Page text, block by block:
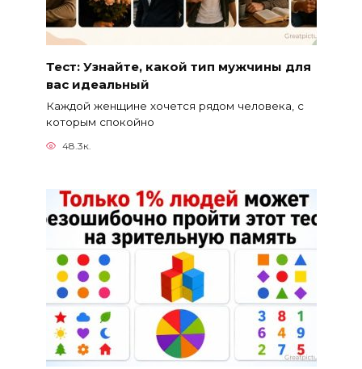
Тест: Узнайте, какой тип мужчины для
вас идеальный
Каждой женщине хочется рядом человека, с
которым спокойно
48.3к.